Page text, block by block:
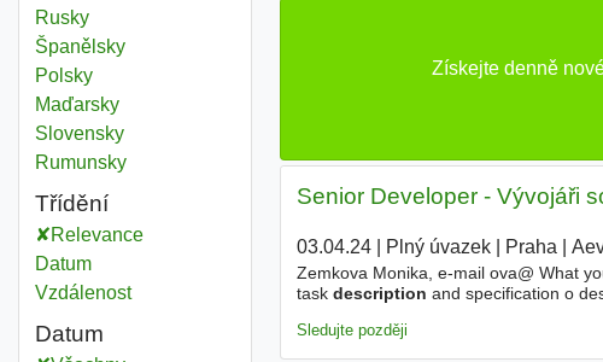
Rusky
Španělsky
Polsky
Maďarsky
Slovensky
Rumunsky
Třídění
Relevance
Datum
Vzdálenost
Datum
Získejte denně
Senior Developer - Vývojáři
03.04.24| Plný úvazek| Praha
Zemkova Monika, e-mail ova@ What
task description and specification o
Sledujte později